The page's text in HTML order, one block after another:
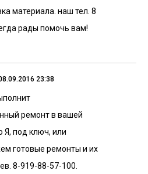
материала. наш тел. 8
рады помочь вам!
23:38
ремонт в вашей
Я, под ключ, или
готовые ремонты и их
8-919-88-57-100.